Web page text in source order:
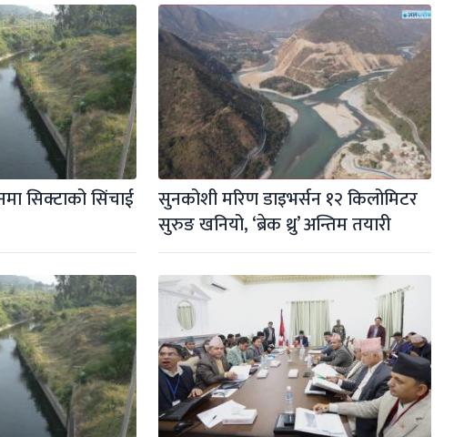
सिक्टाको सिंचाई
सुनकोशी मरिण डाइभर्सन १२ किलोमिटर
सुरुङ खनियो, ‘ब्रेक थ्रु’ अन्तिम तयारी